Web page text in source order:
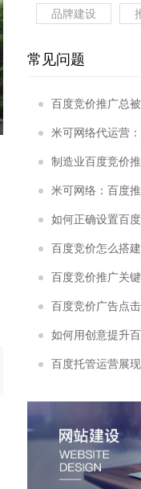
品牌建设
常见问题
百度竞价推广总
截99%无效流量！
米可网络代运营
客“开路”
制造业百度竞价
米可网络：百度
准挖掘长尾流量
如何正确设置百
价？
百度竞价怎么搭
搭建需要注意些
百度竞价推广关
竞价关键词质量
百度竞价广告点
何解决
如何用创意提升
托管公司常用秘
百度托管运营展